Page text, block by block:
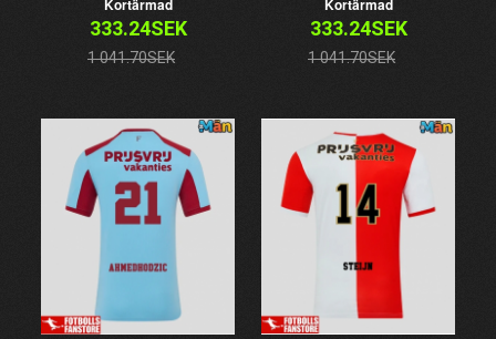
Kortärmad
333.24SEK
1 041.70SEK
Kortärmad
333.24SEK
1 041.70SEK